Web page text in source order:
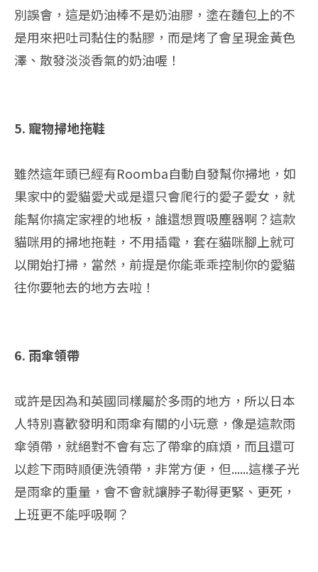
別誤會，這是奶油棒不是奶油膠，塗在麵包上的不
是用來把吐司黏住的黏膠，而是烤了會呈現金黃色
澤、散發淡淡香氣的奶油喔！
5. 寵物掃地拖鞋
雖然這年頭已經有Roomba自動自發幫你掃地，如
果家中的愛貓愛犬或是還只會爬行的愛子愛女，就
能幫你搞定家裡的地板，誰還想買吸塵器啊？這款
貓咪用的掃地拖鞋，不用插電，套在貓咪腳上就可
以開始打掃，當然，前提是你能乖乖控制你的愛貓
往你要牠去的地方去啦！
6. 雨傘領帶
或許是因為和英國同樣屬於多雨的地方，所以日本
人特別喜歡發明和雨傘有關的小玩意，像是這款雨
傘領帶，就絕對不會有忘了帶傘的麻煩，而且還可
以趁下雨時順便洗領帶，非常方便，但......這樣子光
是雨傘的重量，會不會就讓脖子勒得更緊、更死，
上班更不能呼吸啊？